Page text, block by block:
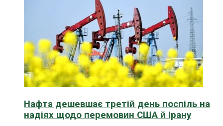
Нафта дешевшає третій день поспіль на
надіях щодо перемовин США й Ірану